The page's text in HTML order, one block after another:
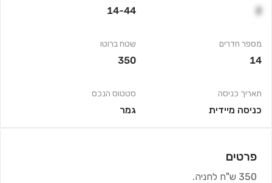
2
מספר חדרים
14
תאריך כניסה
כניסה מיידית
14-44
שטח ברוטו
350
סטטוס הנכס
גמר
פרטים
350 ש"ח לחניה.